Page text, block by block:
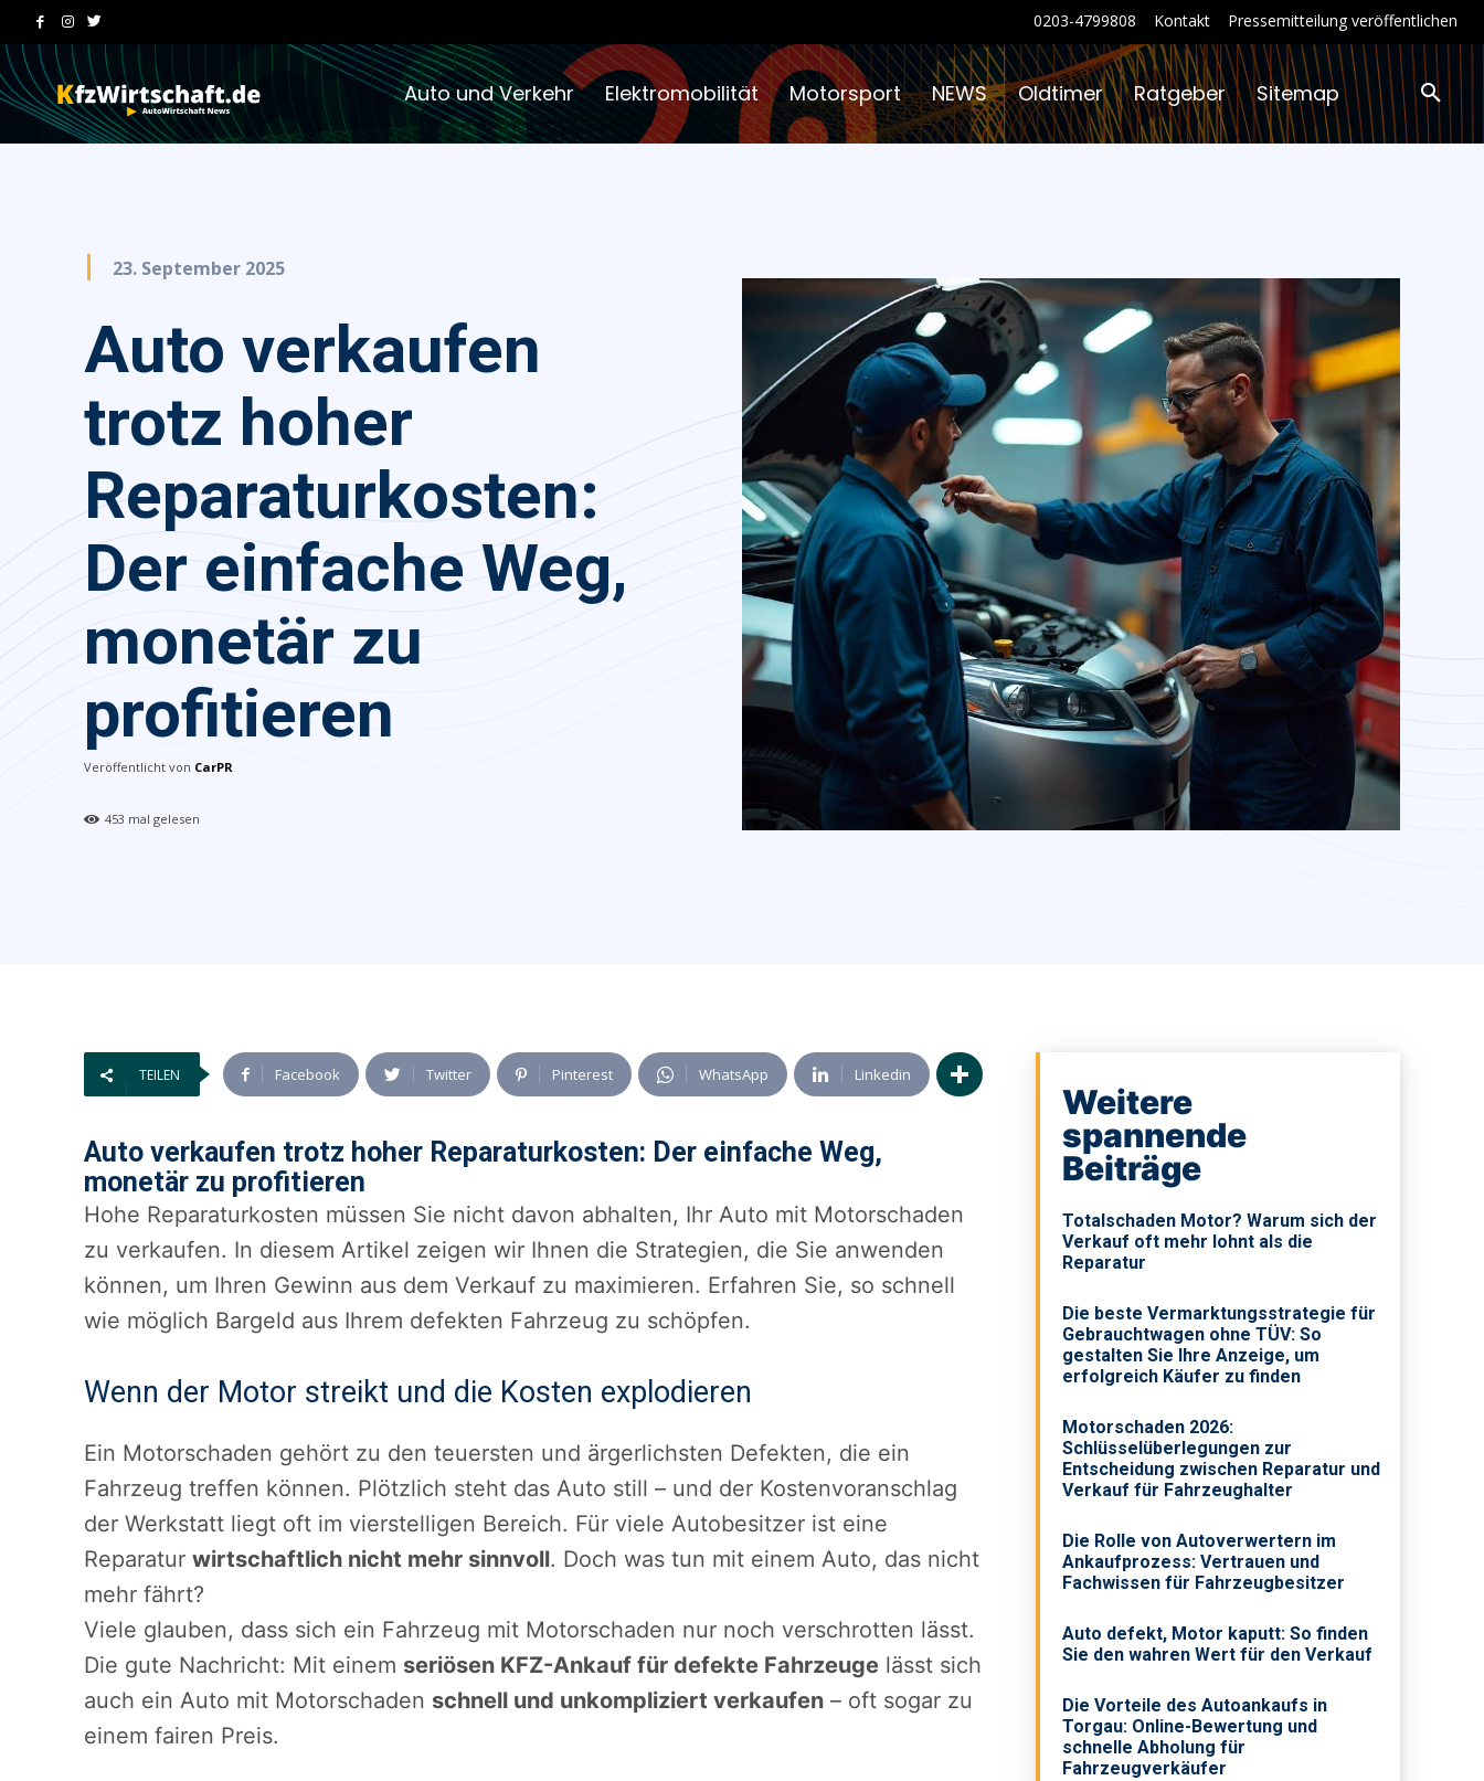
0203-4799808 Kontakt Pressemitteilung veröffentlichen
Auto und Verkehr Elektromobilität Motorsport NEWS Oldtimer Ratgeber Sitemap
23. September 2025
Auto verkaufen
trotz hoher
Reparaturkosten:
Der einfache Weg,
monetär zu
profitieren
Veröffentlicht von CarPR
453 mal gelesen
TEILEN Facebook Twitter Pinterest WhatsApp Linkedin
Auto verkaufen trotz hoher Reparaturkosten: Der einfache Weg,
monetär zu profitieren
Hohe Reparaturkosten müssen Sie nicht davon abhalten, Ihr Auto mit Motorschaden
zu verkaufen. In diesem Artikel zeigen wir Ihnen die Strategien, die Sie anwenden
können, um Ihren Gewinn aus dem Verkauf zu maximieren. Erfahren Sie, so schnell
wie möglich Bargeld aus Ihrem defekten Fahrzeug zu schöpfen.
Wenn der Motor streikt und die Kosten explodieren
Ein Motorschaden gehört zu den teuersten und ärgerlichsten Defekten, die ein
Fahrzeug treffen können. Plötzlich steht das Auto still – und der Kostenvoranschlag
der Werkstatt liegt oft im vierstelligen Bereich. Für viele Autobesitzer ist eine
Reparatur wirtschaftlich nicht mehr sinnvoll. Doch was tun mit einem Auto, das nicht
mehr fährt?
Viele glauben, dass sich ein Fahrzeug mit Motorschaden nur noch verschrotten lässt.
Die gute Nachricht: Mit einem seriösen KFZ-Ankauf für defekte Fahrzeuge lässt sich
auch ein Auto mit Motorschaden schnell und unkompliziert verkaufen – oft sogar zu
einem fairen Preis.
Weitere
spannende
Beiträge
Totalschaden Motor? Warum sich der
Verkauf oft mehr lohnt als die
Reparatur
Die beste Vermarktungsstrategie für
Gebrauchtwagen ohne TÜV: So
gestalten Sie Ihre Anzeige, um
erfolgreich Käufer zu finden
Motorschaden 2026:
Schlüsselüberlegungen zur
Entscheidung zwischen Reparatur und
Verkauf für Fahrzeughalter
Die Rolle von Autoverwertern im
Ankaufprozess: Vertrauen und
Fachwissen für Fahrzeugbesitzer
Auto defekt, Motor kaputt: So finden
Sie den wahren Wert für den Verkauf
Die Vorteile des Autoankaufs in
Torgau: Online-Bewertung und
schnelle Abholung für
Fahrzeugverkäufer